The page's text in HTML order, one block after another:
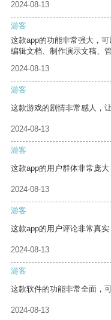
2024-08-13
游客
这款app的功能非常强大，
编辑文档、制作演示文稿、
2024-08-13
游客
这款游戏的剧情非常感人，
2024-08-13
游客
这款app的用户群体非常庞
2024-08-13
游客
这款app的用户评论非常真实
2024-08-13
游客
这款软件的功能非常全面，
2024-08-13